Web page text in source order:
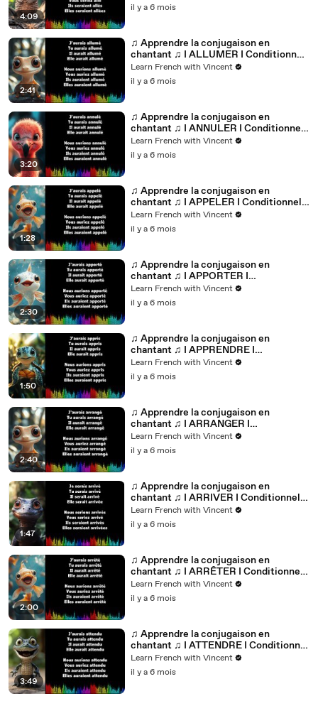
4:09
il y a 6 mois
2:41
♫ Apprendre la conjugaison en
chantant ♫ I ALLUMER I Conditionnel
Passé_
Learn French with Vincent
il y a 6 mois
3:20
♫ Apprendre la conjugaison en
chantant ♫ I ANNULER I Conditionnel
Passé_
Learn French with Vincent
il y a 6 mois
1:28
♫ Apprendre la conjugaison en
chantant ♫ I APPELER I Conditionnel
Passé_
Learn French with Vincent
il y a 6 mois
2:30
♫ Apprendre la conjugaison en
chantant ♫ I APPORTER I
Conditionnel Passé_
Learn French with Vincent
il y a 6 mois
1:50
♫ Apprendre la conjugaison en
chantant ♫ I APPRENDRE I
Conditionnel Passé_
Learn French with Vincent
il y a 6 mois
2:40
♫ Apprendre la conjugaison en
chantant ♫ I ARRANGER I
Conditionnel Passé_
Learn French with Vincent
il y a 6 mois
1:47
♫ Apprendre la conjugaison en
chantant ♫ I ARRIVER I Conditionnel
Passé_
Learn French with Vincent
il y a 6 mois
2:00
♫ Apprendre la conjugaison en
chantant ♫ I ARRÊTER I Conditionnel
Passé_
Learn French with Vincent
il y a 6 mois
3:49
♫ Apprendre la conjugaison en
chantant ♫ I ATTENDRE I Conditionnel
Passé_
Learn French with Vincent
il y a 6 mois